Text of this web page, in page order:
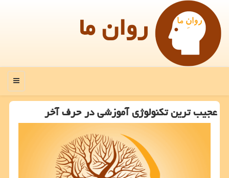
روان ما
منو
عجیب ترین تكنولوژی آموزشی در حرف آخر